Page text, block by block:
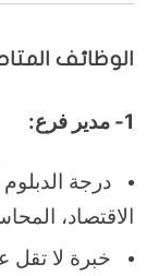
الوظائف
1- مدير فرع:
درجة
الاقتصاد،